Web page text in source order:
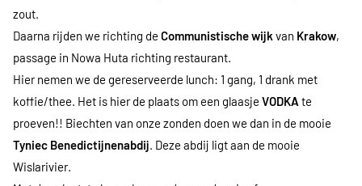
zout.
Daarna rijden we richting de Communistische wijk van Krakow,
passage in Nowa Huta richting restaurant.
Hier nemen we de gereserveerde lunch: 1 gang, 1 drank met
koffie/thee. Het is hier de plaats om een glaasje VODKA te
proeven!! Biechten van onze zonden doen we dan in de mooie
Tyniec Benedictijnenabdij. Deze abdij ligt aan de mooie
Wislarivier.